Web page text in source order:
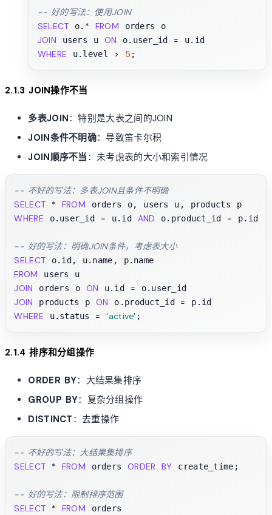
-- 好的写法：使用JOIN
SELECT o. * FROM
JOIN users u ON o.user_id =
WHERE u.level > 5
2.1.3 JOIN操作不当
多表JOIN：特别是大表之间的JOIN
JOIN条件不明确：导致笛卡尔积
JOIN顺序不当 ：未考虑表的大小和索引情况
-- 不好的写法：多表JOIN且条件不明确
SELECT
* FROM orders o, users u, products p
WHERE o.user_id = u.id AND o.product_id = p.id;
-- 好的写法：明确JOIN条件，考虑表大小
SELECT
FROM
JOIN orders o ON u.id =
JOIN products p ON o.product_id =
WHERE u.status = 'active'
2.1.4 排序和分组操作
ORDER BY：大结果集排序
GROUP BY：复杂分组操作
DISTINCT ：去重操作
-- 不好的写法：大结果集排序
SELECT
* FROM orders ORDER BY create_time;
-- 好的写法：限制排序范围
SELECT
* FROM